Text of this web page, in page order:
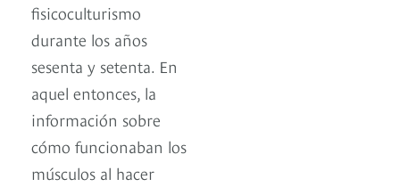
fisicoculturismo
durante los años
sesenta y setenta. En
aquel entonces, la
información sobre
cómo funcionaban los
músculos al hacer